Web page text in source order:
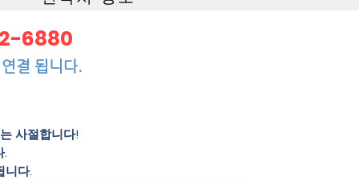
6880
결 됩니다.
사절합니다!
.
니다.